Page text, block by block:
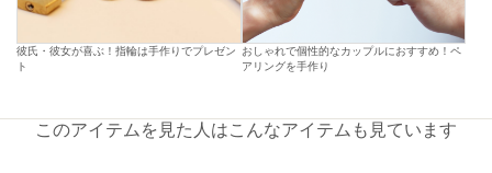
彼氏・彼女が喜ぶ！指輪は手作りでプレゼン
ト
おしゃれで個性的なカップルにおすすめ！ペ
アリングを手作り
このアイテムを見た人はこんなアイテムも見ています